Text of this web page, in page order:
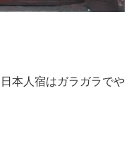
本人宿はガラガラでや